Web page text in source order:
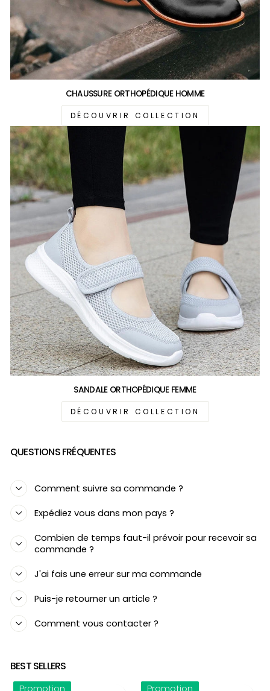
CHAUSSURE ORTHOPÉDIQUE HOMME
DÉCOUVRIR COLLECTION
SANDALE ORTHOPÉDIQUE FEMME
DÉCOUVRIR COLLECTION
QUESTIONS FRÉQUENTES
Comment suivre sa commande ?
Expédiez vous dans mon pays ?
Combien de temps faut-il prévoir pour recevoir sa
commande ?
J'ai fais une erreur sur ma commande
Puis-je retourner un article ?
Comment vous contacter ?
BEST SELLERS
Promotion Promotion